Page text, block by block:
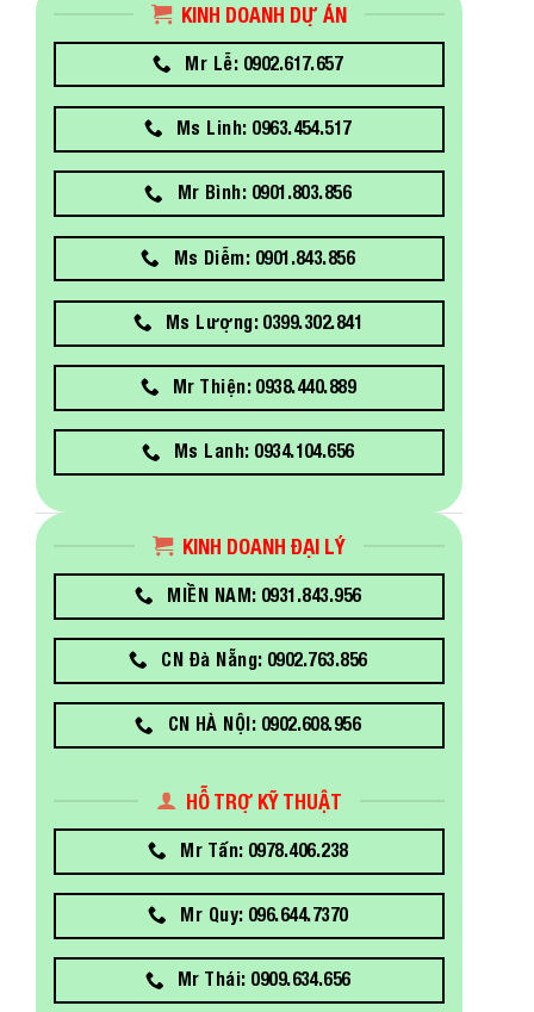
KINH DOANH DỰ ÁN
Mr Lễ: 0902.617.657
Ms Linh: 0963.454.517
Mr Bình: 0901.803.856
Ms Diễm: 0901.843.856
Ms Lượng: 0399.302.841
Mr Thiện: 0938.440.889
Ms Lanh: 0934.104.656
KINH DOANH ĐẠI LÝ
MIỀN NAM: 0931.843.956
CN Đà Nẵng: 0902.763.856
CN HÀ NỘI: 0902.608.956
HỖ TRỢ KỸ THUẬT
Mr Tấn: 0978.406.238
Mr Quy: 096.644.7370
Mr Thái: 0909.634.656